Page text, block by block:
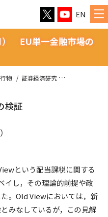
EN
物 証券経済研究
EU単一金融市場の
検証
という配当課税に関する
イし，その理論的前提や政
。Old Viewにおいては，新
みなしているが，この見解